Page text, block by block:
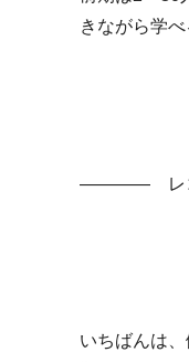
きながら学
―――― レコー
いちばんは